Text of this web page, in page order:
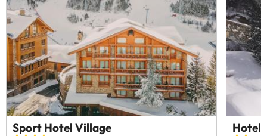
Sport Hotel Village Hotel